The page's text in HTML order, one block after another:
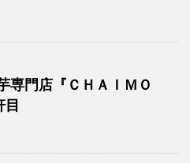
専門店『ＣＨＡＩＭＯ
目